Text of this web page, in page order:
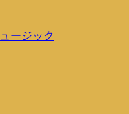
ージック